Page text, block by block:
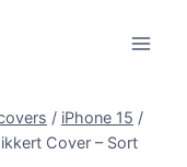
/ iPhone 15 /
Cover – Sort